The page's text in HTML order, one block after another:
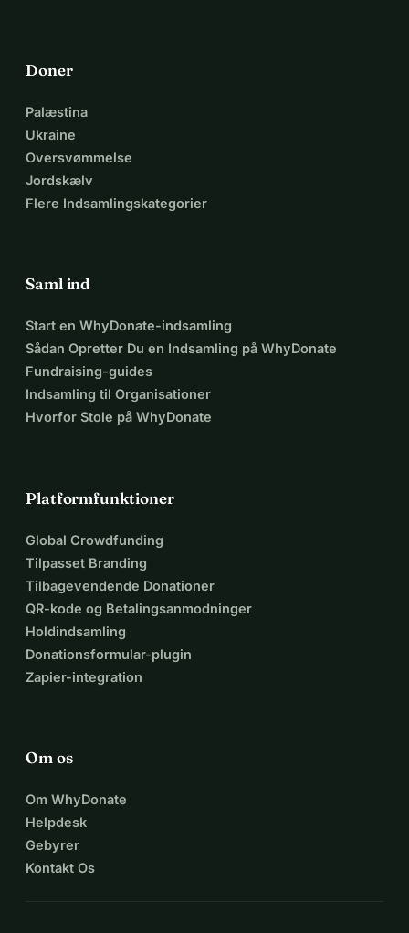
Doner
Palæstina
Ukraine
Oversvømmelse
Jordskælv
Flere Indsamlingskategorier
Saml ind
Start en WhyDonate-indsamling
Sådan Opretter Du en Indsamling på WhyDonate
Fundraising-guides
Indsamling til Organisationer
Hvorfor Stole på WhyDonate
Platformfunktioner
Global Crowdfunding
Tilpasset Branding
Tilbagevendende Donationer
QR-kode og Betalingsanmodninger
Holdindsamling
Donationsformular-plugin
Zapier-integration
Om os
Om WhyDonate
Helpdesk
Gebyrer
Kontakt Os